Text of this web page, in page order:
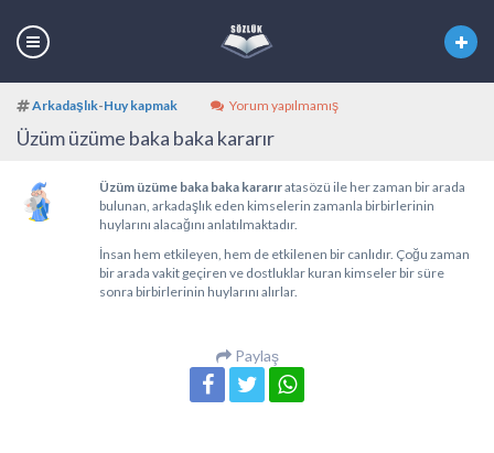
Arkadaşlık-Huy kapmak Yorum yapılmamış
Üzüm üzüme baka baka kararır
Üzüm üzüme baka baka kararıratasözü ile her zaman bir arada
bulunan, arkadaşlık eden kimselerin zamanla birbirlerinin
huylarını alacağını anlatılmaktadır.
İnsan hem etkileyen, hem de etkilenen bir canlıdır. Çoğu zaman
bir arada vakit geçiren ve dostluklar kuran kimseler bir süre
sonra birbirlerinin huylarını alırlar.
Paylaş